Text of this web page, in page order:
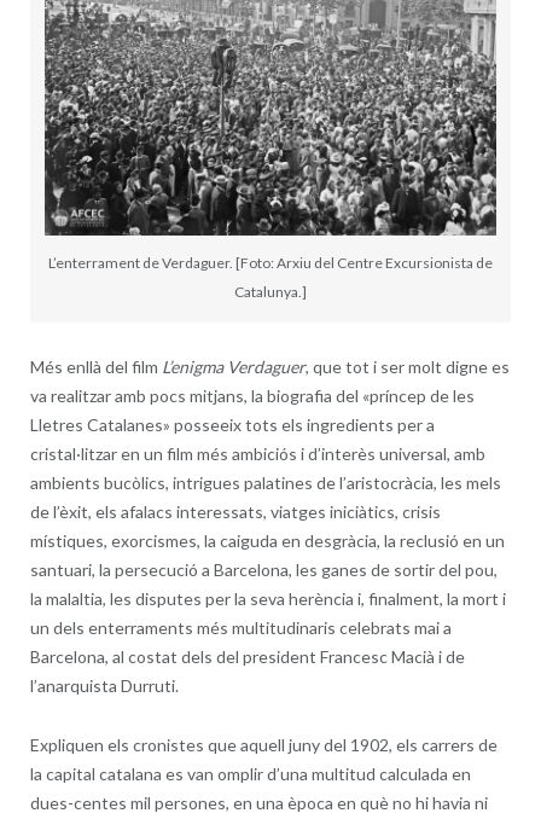
L’enterrament de Verdaguer. [Foto: Arxiu del Centre Excursionista de
Catalunya.]
Més enllà del film L’enigma Verdaguer, que tot i ser molt digne es
va realitzar amb pocs mitjans, la biografia del «príncep de les
Lletres Catalanes» posseeix tots els ingredients per a
cristal·litzar en un film més ambiciós i d’interès universal, amb
ambients bucòlics, intrigues palatines de l’aristocràcia, les mels
de l’èxit, els afalacs interessats, viatges iniciàtics, crisis
místiques, exorcismes, la caiguda en desgràcia, la reclusió en un
santuari, la persecució a Barcelona, les ganes de sortir del pou,
la malaltia, les disputes per la seva herència i, finalment, la mort i
un dels enterraments més multitudinaris celebrats mai a
Barcelona, al costat dels del president Francesc Macià i de
l’anarquista Durruti.
Expliquen els cronistes que aquell juny del 1902, els carrers de
la capital catalana es van omplir d’una multitud calculada en
dues-centes mil persones, en una època en què no hi havia ni